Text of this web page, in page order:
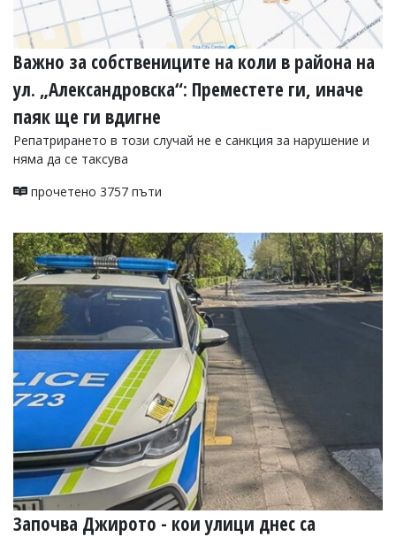
Важно за собствениците на коли в района на
ул. „Александровска“: Преместете ги, иначе
паяк ще ги вдигне
Репатрирането в този случай не е санкция за нарушение и
няма да се таксува
прочетено 3757 пъти
Започва Джирото - кои улици днес са